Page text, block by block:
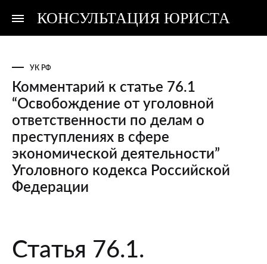
КОНСУЛЬТАЦИЯ ЮРИСТА
Консультация
Консультация
УК РФ
Комментарий к статье 76.1
“Освобождение от уголовной
ответственности по делам о
преступлениях в сфере
экономической деятельности”
Уголовного кодекса Российской
Федерации
Комментарий
к
Статья 76.1.